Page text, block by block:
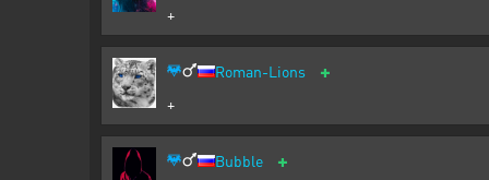
+
Roman-Lions +
+
Bubble +